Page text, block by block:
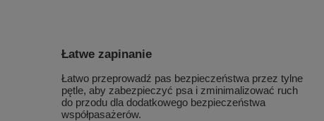
Łatwe zapinanie
Łatwo przeprowadź pas bezpieczeństwa przez tylne
pętle, aby zabezpieczyć psa i zminimalizować ruch
do przodu dla dodatkowego bezpieczeństwa
współpasażerów.